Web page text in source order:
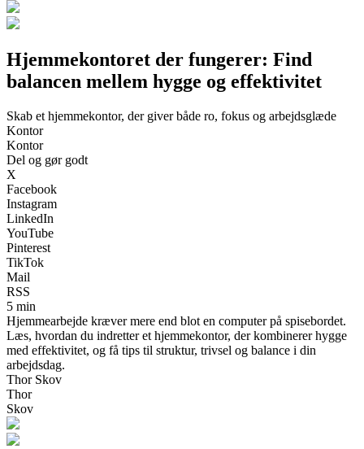
Hjemmekontoret der fungerer: Find
balancen mellem hygge og effektivitet
Skab et hjemmekontor, der giver både ro, fokus og arbejdsglæde
Kontor
Kontor
Del og gør godt
X
Facebook
Instagram
LinkedIn
YouTube
Pinterest
TikTok
Mail
RSS
5 min
Hjemmearbejde kræver mere end blot en computer på spisebordet.
Læs, hvordan du indretter et hjemmekontor, der kombinerer hygge
med effektivitet, og få tips til struktur, trivsel og balance i din
arbejdsdag.
Thor Skov
Thor
Skov